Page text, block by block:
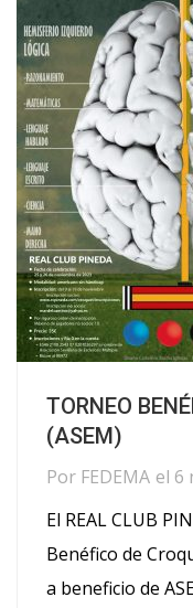
TORNEO
(ASEM)
Por FEDEMA el 6
El REAL CLUB
Benéfico de
a beneficio de